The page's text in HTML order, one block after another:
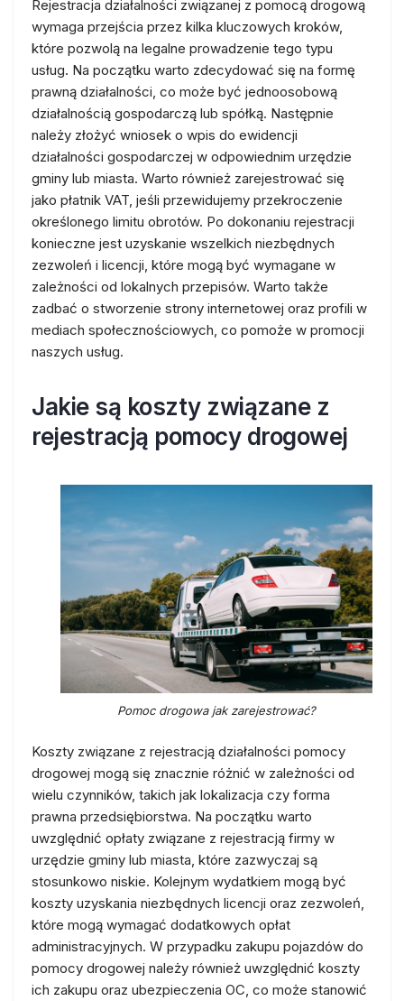
Rejestracja działalności związanej z pomocą drogową
wymaga przejścia przez kilka kluczowych kroków,
które pozwolą na legalne prowadzenie tego typu
usług. Na początku warto zdecydować się na formę
prawną działalności, co może być jednoosobową
działalnością gospodarczą lub spółką. Następnie
należy złożyć wniosek o wpis do ewidencji
działalności gospodarczej w odpowiednim urzędzie
gminy lub miasta. Warto również zarejestrować się
jako płatnik VAT, jeśli przewidujemy przekroczenie
określonego limitu obrotów. Po dokonaniu rejestracji
konieczne jest uzyskanie wszelkich niezbędnych
zezwoleń i licencji, które mogą być wymagane w
zależności od lokalnych przepisów. Warto także
zadbać o stworzenie strony internetowej oraz profili w
mediach społecznościowych, co pomoże w promocji
naszych usług.
Jakie są koszty związane z
rejestracją pomocy drogowej
Pomoc drogowa jak zarejestrować?
Koszty związane z rejestracją działalności pomocy
drogowej mogą się znacznie różnić w zależności od
wielu czynników, takich jak lokalizacja czy forma
prawna przedsiębiorstwa. Na początku warto
uwzględnić opłaty związane z rejestracją firmy w
urzędzie gminy lub miasta, które zazwyczaj są
stosunkowo niskie. Kolejnym wydatkiem mogą być
koszty uzyskania niezbędnych licencji oraz zezwoleń,
które mogą wymagać dodatkowych opłat
administracyjnych. W przypadku zakupu pojazdów do
pomocy drogowej należy również uwzględnić koszty
ich zakupu oraz ubezpieczenia OC, co może stanowić